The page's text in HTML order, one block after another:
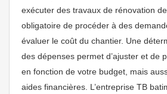
exécuter des travaux de rénovation
obligatoire de procéder à des
évaluer le coût du chantier. Une
des dépenses permet d’ajuster et de
en fonction de votre budget, mais
aides financières. L’entreprise TB